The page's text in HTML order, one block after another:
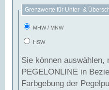
Grenzwerte für Unter- &
MHW / MNW
HSW
Sie können
PEGELONLINE in Beziehung
Farbgebung der